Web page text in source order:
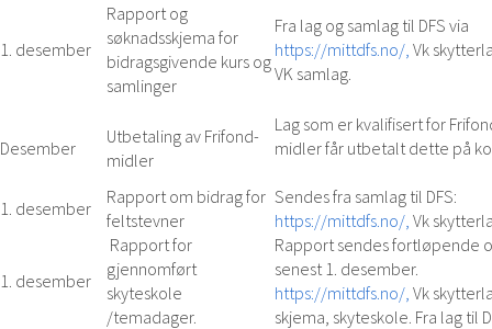
1. desember
Rapport og
søknadsskjema for
bidragsgivende kurs og
samlinger
Fra lag og samlag til DFS via
https://mittdfs.no/, Vk
VK samlag.
Desember
Utbetaling av Frifond-
midler
Lag som er kvalifisert for
midler får utbetalt dette på
1. desember
Rapport om bidrag for
feltstevner
Sendes fra samlag til DFS:
https://mittdfs.no/, Vk
1. desember
Rapport for
gjennomført
skyteskole
/temadager.
Rapport sendes fortløpende
senest 1. desember.
https://mittdfs.no/, Vk
skjema, skyteskole. Fra lag til